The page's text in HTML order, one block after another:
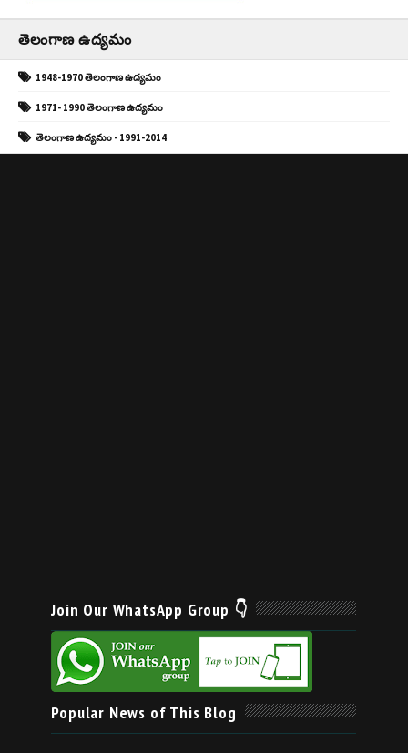
తెలంగాణ ఉద్యమం
1948-1970 తెలంగాణ ఉద్యమం
1971- 1990 తెలంగాణ ఉద్యమం
తెలంగాణ ఉద్యమం - 1991-2014
Join Our WhatsApp Group 👇
Popular News of This Blog